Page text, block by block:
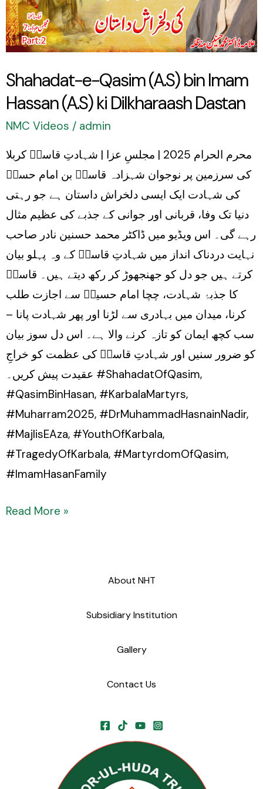
Shahadat-e-Qasim (A.S) bin Imam
Hassan (A.S) ki Dilkharaash Dastan
NMC Videos / admin
محرم الحرام 2025 | مجلسِ عزا | شہادتِ قاسمؑ کربلا
کی سرزمین پر نوجوان شہزادہ قاسمؑ بن امام حسنؑ
کی شہادت ایک ایسی دلخراش داستان ہے جو رہتی
دنیا تک وفا، قربانی اور جوانی کے جذبے کی عظیم مثال
رہے گی۔ اس ویڈیو میں ڈاکٹر محمد حسنین نادر صاحب
نہایت دردناک انداز میں شہادتِ قاسمؑ کے وہ پہلو بیان
کرتے ہیں جو دل کو جھنجھوڑ کر رکھ دیتے ہیں۔ قاسمؑ
کا جذبۂ شہادت، چچا امام حسینؑ سے اجازت طلب
کرنا، میدان میں بہادری سے لڑنا اور پھر شہادت پانا –
سب کچھ ایمان کو تازہ کرنے والا ہے۔ اس دل سوز بیان
کو ضرور سنیں اور شہادتِ قاسمؑ کی عظمت کو خراجِ
عقیدت پیش کریں۔ #ShahadatOfQasim,
#QasimBinHasan, #KarbalaMartyrs,
#Muharram2025, #DrMuhammadHasnainNadir,
#MajlisEAza, #YouthOfKarbala,
#TragedyOfKarbala, #MartyrdomOfQasim,
#ImamHasanFamily
Imam
Hassan
ki
Dilkharaash
Dastan
Read More »
About NHT
Subsidiary Institution
Gallery
Contact Us